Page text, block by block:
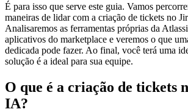
É para isso que serve este guia. Vamos
maneiras de lidar com a criação de tickets no
Analisaremos as ferramentas próprias da
aplicativos do marketplace e veremos o que
dedicada pode fazer. Ao final, você terá uma
solução é a ideal para sua equipe.
O que é a criação de tickets
IA?